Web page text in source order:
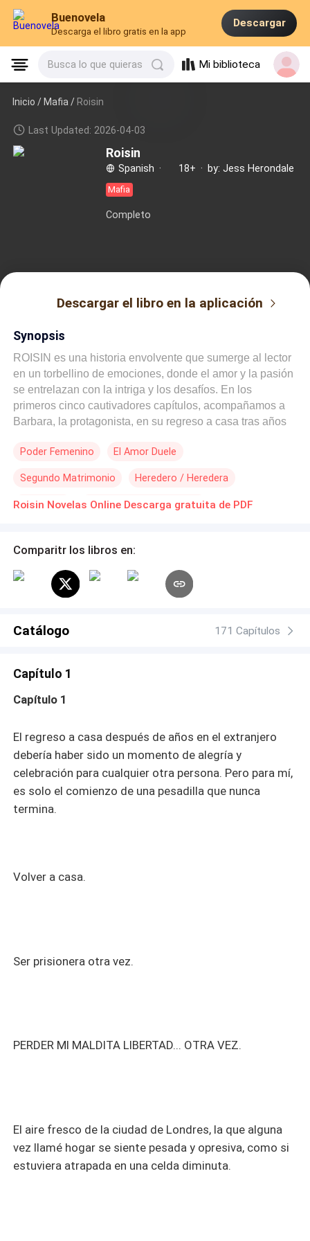
Buenovela
Descarga el libro gratis en la app
Descargar
Busca lo que quieras Mi biblioteca
Inicio /Mafia / Roisin
Last Updated: 2026-04-03
Roisin
Spanish · 18+ · by: Jess Herondale
Mafia
Completo
Descargar el libro en la aplicación
Synopsis
ROISIN es una historia envolvente que sumerge al lector
en un torbellino de emociones, donde el amor y la pasión
se entrelazan con la intriga y los desafíos. En los
primeros cinco cautivadores capítulos, acompañamos a
Barbara, la protagonista, en su regreso a casa tras años
reencuentro se convierte en una pesadilla interminable.
Alexander Harrington por razones económicas, se ve
atrapada en un matrimonio impuesto que la sumerge en
Poder Femenino El Amor Duele
Segundo Matrimonio Heredero / Heredera
Infidelidad Matrimonio por Contrato
Roisin Novelas Online Descarga gratuita de PDF
Comparitr los libros en:
Catálogo 171 Capítulos
Capítulo 1
Capítulo 1
El regreso a casa después de años en el extranjero
debería haber sido un momento de alegría y
celebración para cualquier otra persona. Pero para mí,
es solo el comienzo de una pesadilla que nunca
termina.
Volver a casa.
Ser prisionera otra vez.
PERDER MI MALDITA LIBERTAD... OTRA VEZ.
El aire fresco de la ciudad de Londres, la que alguna
vez llamé hogar se siente pesada y opresiva, como si
estuviera atrapada en una celda diminuta.